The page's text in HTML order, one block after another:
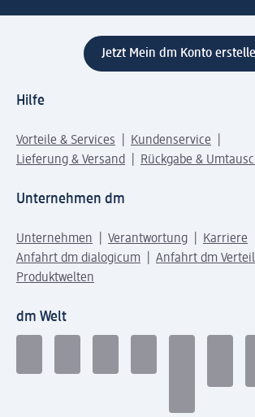
Jetzt Mein dm Konto
Hilfe
Vorteile & Services
Kundenservice
Lieferung & Versand
Rückgabe &
Unternehmen dm
Unternehmen Verantwortung Karriere
Anfahrt dm dialogicum
Anfahrt dm
Produktwelten
dm Welt